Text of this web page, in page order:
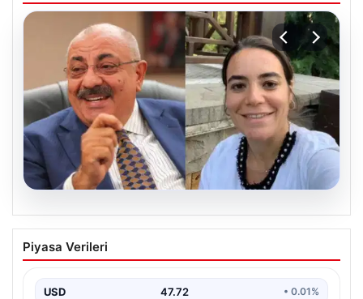
AKP’li Türkeş’ten MHP’lilere Sert
Eleştiri: Tolerans ve Adalet Üzerine
Son dönemde kamuoyunda tartışılan siyasi söylemler
Piyasa Verileri
USD 47.72 • 0.01%